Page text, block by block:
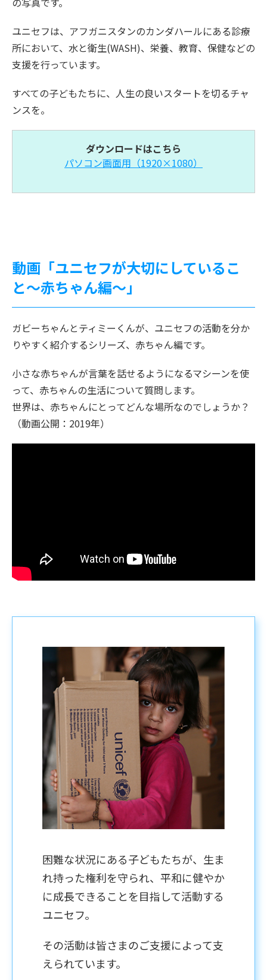
ユニセフは、アフガニスタンのカンダハールにある診療
所において、水と衛生(WASH)、栄養、教育、保健などの
支援を行っています。
すべての子どもたちに、人生の良いスタートを切るチャ
ンスを。
ダウンロードはこちら
パソコン画面用（1920×1080）
動画「ユニセフが大切にしているこ
と〜赤ちゃん編〜」
ガビーちゃんとティミーくんが、ユニセフの活動を分か
りやすく紹介するシリーズ、赤ちゃん編です。
小さな赤ちゃんが言葉を話せるようになるマシーンを使
って、赤ちゃんの生活について質問します。
世界は、赤ちゃんにとってどんな場所なのでしょうか？
（動画公開：2019年）
困難な状況にある子どもたちが、生ま
れ持った権利を守られ、平和に健やか
に成長できることを目指して活動する
ユニセフ。
その活動は皆さまのご支援によって支
えられています。